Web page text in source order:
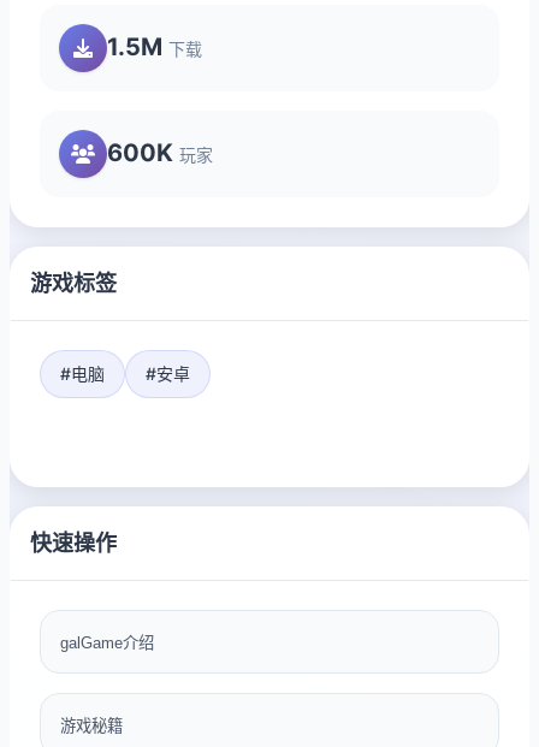
1.5M 下载
600K 玩家
游戏标签
#电脑 #安卓
快速操作
galGame介绍
游戏秘籍